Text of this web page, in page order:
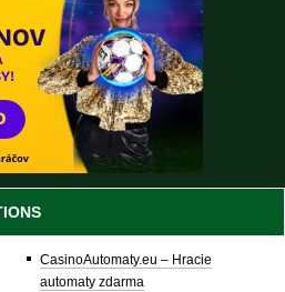
CasinoAutomaty.eu – Hracie
automaty zdarma